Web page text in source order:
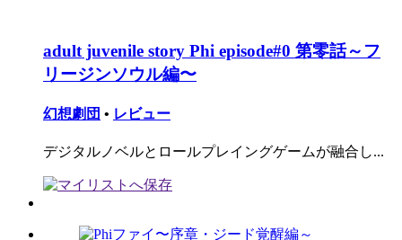
adult juvenile story Phi episode#0 第零話～フ
リージンソウル編〜
幻想劇団 • レビュー
デジタルノベルとロールプレイングゲームが融合し...